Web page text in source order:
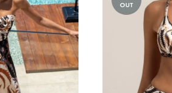
OUT